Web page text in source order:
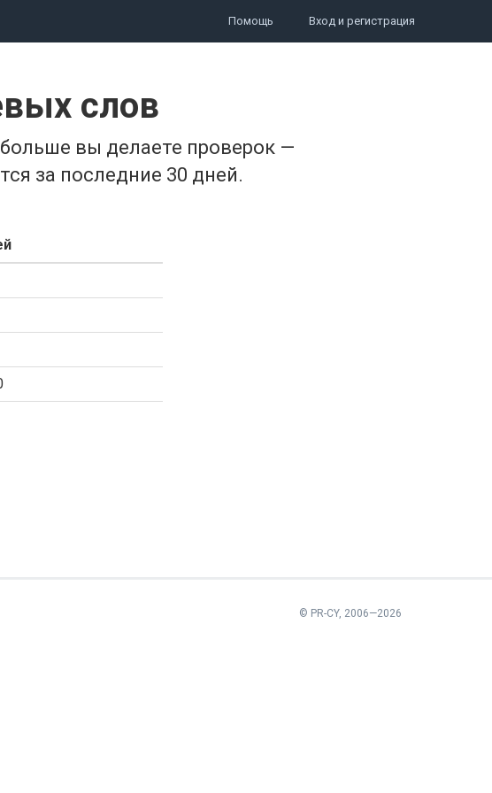
Помощь Вход и регистрация
слов
вы делаете проверок —
за последние 30 дней.
© PR-CY, 2006—2026